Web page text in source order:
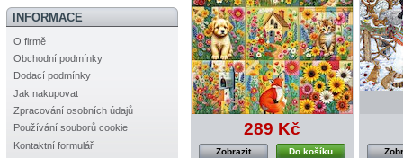
INFORMACE
O firmě
Obchodní podmínky
Dodací podmínky
Jak nakupovat
Zpracování osobních údajů
Používání souborů cookie
Kontaktní formulář
289 Kč
Do košíku
Zobrazit